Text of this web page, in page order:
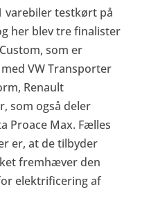
varebiler testkørt på
her blev tre finalister
som er
VW Transporter
Renault
som også deler
Proace Max. Fælles
er, at de tilbyder
fremhæver den
elektrificering af